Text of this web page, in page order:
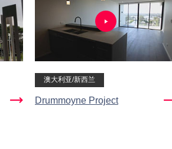
澳大利亚/新西兰
Drummoyne Project